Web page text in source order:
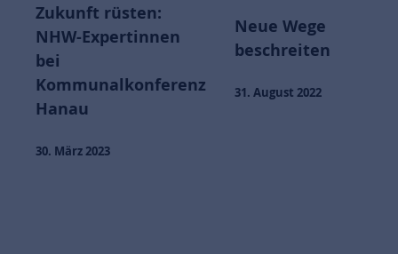
Zukunft rüsten:
NHW-Expertinnen
bei
Kommunalkonferenz
Hanau
30. März 2023
Neue Wege
beschreiten
31. August 2022